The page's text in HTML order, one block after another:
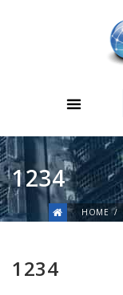
1234
HOME
1234